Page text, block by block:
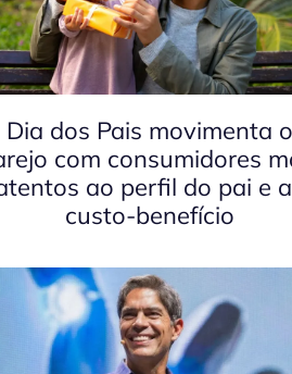
Dia dos Pais movimenta o
com consumidores
ao perfil do pai e
custo-benefício